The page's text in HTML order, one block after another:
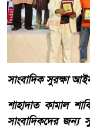
সাংবাদিক সুরক্ষা
শাহাদাত কামাল
সাংবাদিকদের জন্য